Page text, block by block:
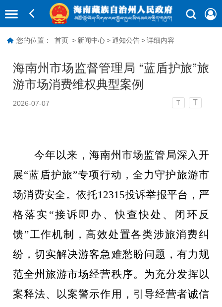
您的位置： 首页 > 新闻中心 > 通知公告 > 详细内容
海南州市场监督管理局 “蓝盾护旅”旅
游市场消费维权典型案例
2026-07-07 T T
今年以来，海南州市场监管局深入开
展“蓝盾护旅”专项行动，全力守护旅游市
场消费安全。依托12315投诉举报平台，严
格落实 “接诉即办、快查快处、闭环反
馈”工作机制，高效处置各类涉旅消费纠
纷，切实解决游客急难愁盼问题，有力规
范全州旅游市场经营秩序。为充分发挥以
案释法、以案警示作用，引导经营者诚信